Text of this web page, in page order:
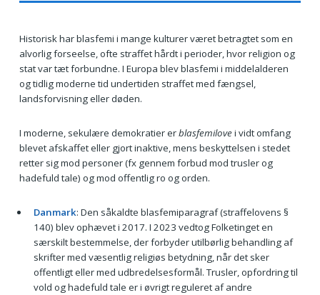
Historisk har blasfemi i mange kulturer været betragtet som en
alvorlig forseelse, ofte straffet hårdt i perioder, hvor religion og
stat var tæt forbundne. I Europa blev blasfemi i middelalderen
og tidlig moderne tid undertiden straffet med fængsel,
landsforvisning eller døden.
I moderne, sekulære demokratier erblasfemilovei vidt omfang
blevet afskaffet eller gjort inaktive, mens beskyttelsen i stedet
retter sig mod personer (fx gennem forbud mod trusler og
hadefuld tale) og mod offentlig ro og orden.
Danmark: Den såkaldte blasfemiparagraf (straffelovens §
140) blev ophævet i 2017. I 2023 vedtog Folketinget en
særskilt bestemmelse, der forbyder utilbørlig behandling af
skrifter med væsentlig religiøs betydning, når det sker
offentligt eller med udbredelsesformål. Trusler, opfordring til
vold og hadefuld tale er i øvrigt reguleret af andre